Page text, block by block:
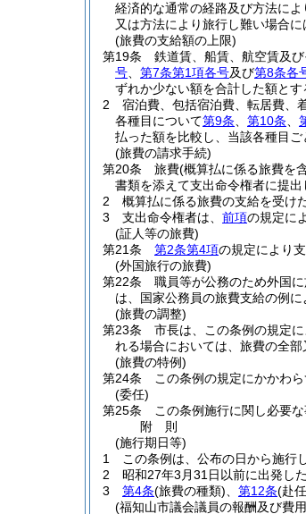
経済的な通常の経路及び方法によ
又は方法により旅行し難い場合
(旅費の支給額の上限)
第19条
鉄道賃、船賃、航空賃及
号
第7条第1項各号及び第8条各
ずれか少ない額を合計した額とす
2
宿泊費、包括宿泊費、転居費、
各種目について第9条 第10条
払った額を比較し、当該各種目ご
(旅費の請求手続)
第20条
旅費(概算払に係る旅費を
書類を添えて支出命令権者に提出
2
概算払に係る旅費の支給を受け
3
支出命令権者は、 前項の規定に
(証人等の旅費)
第21条
第2条第4項の規定により
(外国旅行の旅費)
第22条
職員等が公務のため外国
は、国家公務員の旅費支給の例
(旅費の調整)
第23条
市長は、この条例の規定
れる場合においては、旅費の全
(旅費の特例)
第24条
この条例の規定にかかわ
(委任)
第25条
この条例施行に関し必要
附 則
(施行期日等)
1
この条例は、公布の日から施行し
2
昭和27年3月31日以前に出発し
3
第4条(旅費の種類) 第12条(赴
(福知山市議会議員の報酬及び費